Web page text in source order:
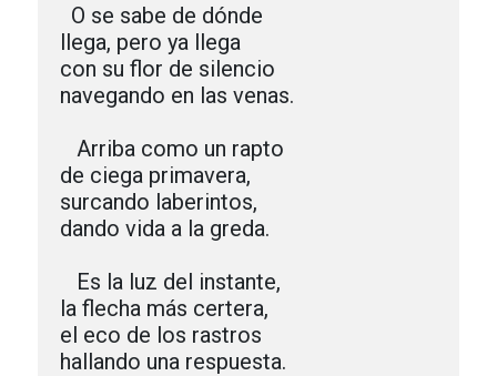
O se sabe de dónde
llega, pero ya llega
con su flor de silencio
navegando en las venas.
de ciega primavera,
surcando laberintos,
dando vida a la greda.
la flecha más certera,
el eco de los rastros
hallando una respuesta.